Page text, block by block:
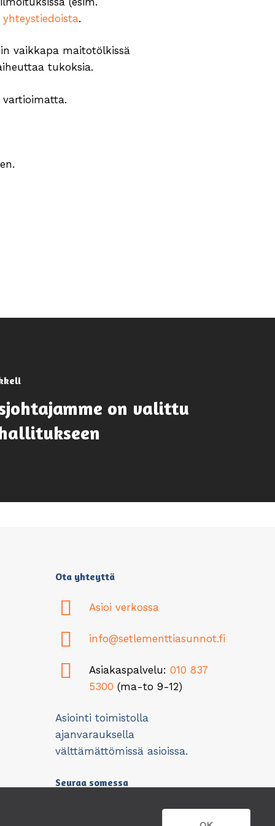
yhteystiedoista.
vaikkapa maitotölkissä
tukoksia.
on valittu
Ota yhteyttä
Asioi verkossa
info@setlementtiasunnot.fi
Asiakaspalvelu: 010 837
5300 (ma-to 9-12)
Asiointi toimistolla
ajanvarauksella
välttämättömissä asioissa.
Seuraa somessa